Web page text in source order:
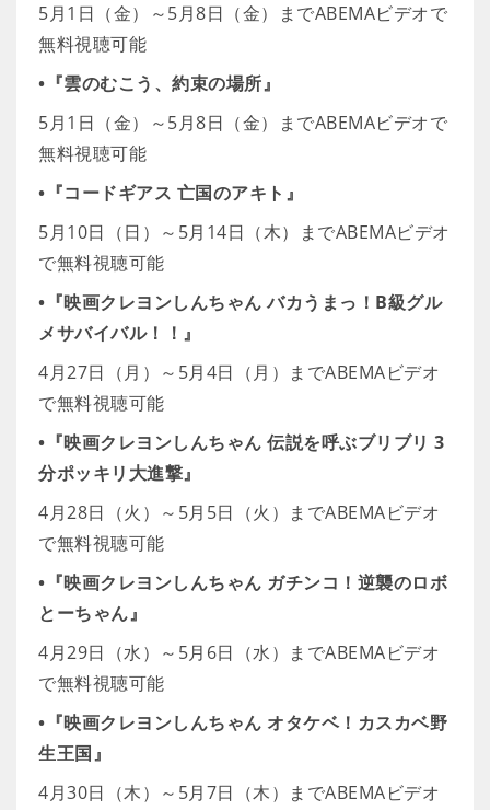
5月1日（金）～5月8日（金）までABEMAビデオで
無料視聴可能
•『雲のむこう、約束の場所』
5月1日（金）～5月8日（金）までABEMAビデオで
無料視聴可能
•『コードギアス 亡国のアキト』
5月10日（日）～5月14日（木）までABEMAビデオ
で無料視聴可能
•『映画クレヨンしんちゃん バカうまっ！B級グル
メサバイバル！！』
4月27日（月）～5月4日（月）までABEMAビデオ
で無料視聴可能
•『映画クレヨンしんちゃん 伝説を呼ぶブリブリ 3
分ポッキリ大進撃』
4月28日（火）～5月5日（火）までABEMAビデオ
で無料視聴可能
•『映画クレヨンしんちゃん ガチンコ！逆襲のロボ
とーちゃん』
4月29日（水）～5月6日（水）までABEMAビデオ
で無料視聴可能
•『映画クレヨンしんちゃん オタケベ！カスカベ野
生王国』
4月30日（木）～5月7日（木）までABEMAビデオ